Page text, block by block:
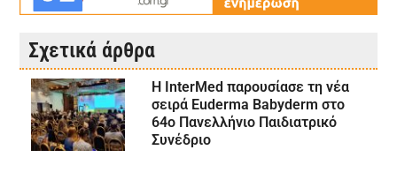
Σχετικά άρθρα
Η InterMed παρουσίασε τη νέα
σειρά Euderma Babyderm στο
64ο Πανελλήνιο Παιδιατρικό
Συνέδριο